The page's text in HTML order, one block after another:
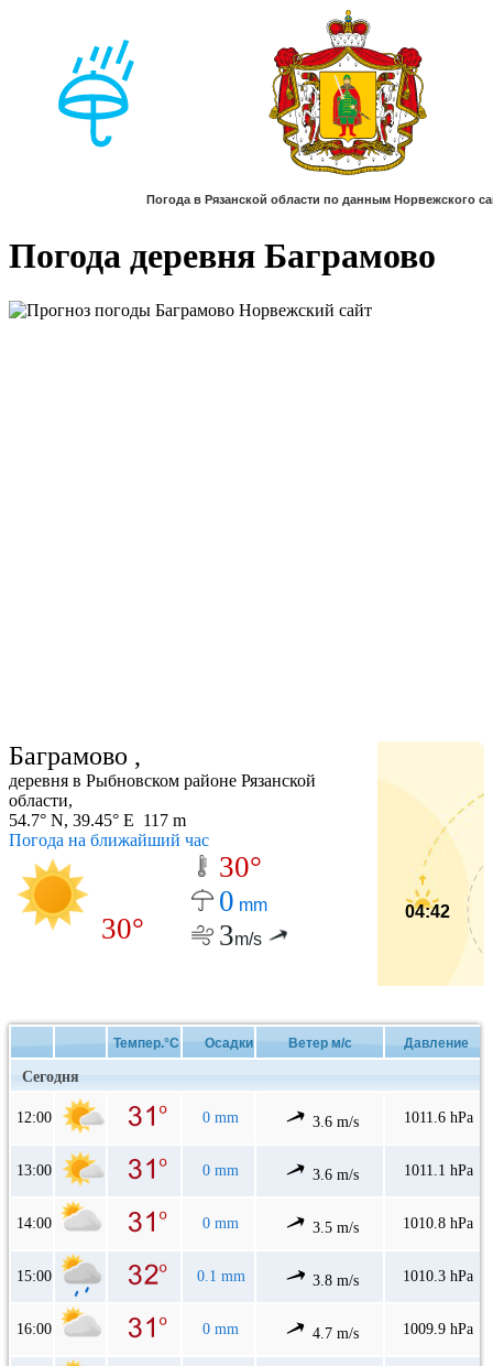
Погода деревня Баграмово
Баграмово ,
деревня в Рыбновском районе Рязанской
области,
54.7° N, 39.45° E 117 m
Погода на ближайший час
30°
30°
0 mm
3m/s
04:42
Темпер.°C Осадки Ветер м/с Давление
Сегодня
12:00 0 mm 3.6 m/s 1011.6 hPa
13:00 0 mm 3.6 m/s 1011.1 hPa
14:00 0 mm 3.5 m/s 1010.8 hPa
15:00 0.1 mm 3.8 m/s 1010.3 hPa
16:00 0 mm 4.7 m/s 1009.9 hPa